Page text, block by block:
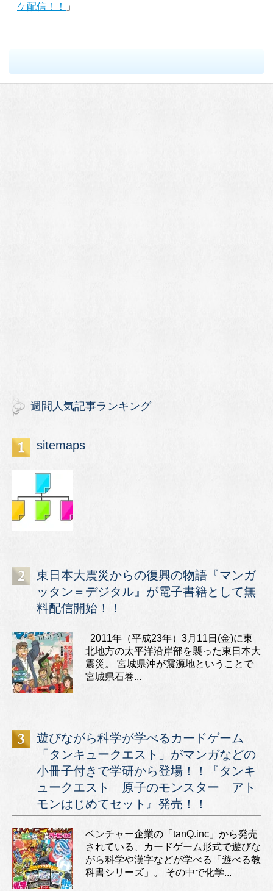
ケ配信！！
」
週間人気記事ランキング
sitemaps
東日本大震災からの復興の物語『マンガ
ッタン＝デジタル』が電子書籍として無
料配信開始！！
2011年（平成23年）3月11日(金)に東
北地方の太平洋沿岸部を襲った東日本大
震災。 宮城県沖が震源地ということで
宮城県石巻...
遊びながら科学が学べるカードゲーム
「タンキュークエスト」がマンガなどの
小冊子付きで学研から登場！！『タンキ
ュークエスト 原子のモンスター アト
モンはじめてセット』発売！！
ベンチャー企業の「tanQ.inc」から発売
されている、カードゲーム形式で遊びな
がら科学や漢字などが学べる「遊べる教
科書シリーズ」。 その中で化学...